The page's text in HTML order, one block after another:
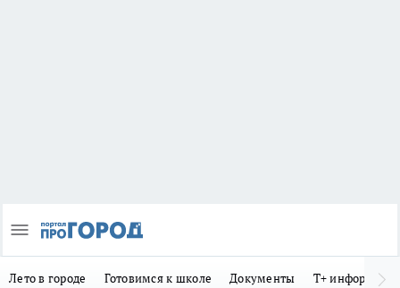
Лето в городе Готовимся к школе Документы Т+